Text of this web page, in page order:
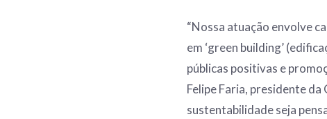
“Nossa atuação envolve
em ‘green building’
públicas positivas e
Felipe Faria, presidente da
sustentabilidade seja